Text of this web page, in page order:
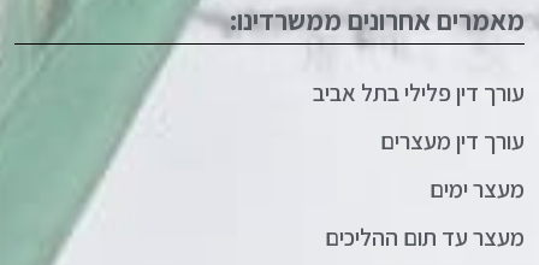
מאמרים אחרונים ממשרדינו:
עורך דין פלילי בתל אביב
עורך דין מעצרים
מעצר ימים
מעצר עד תום ההליכים